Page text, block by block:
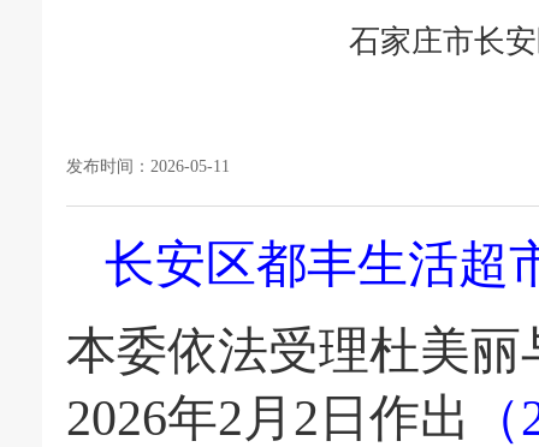
石家庄市长
发布时间：2026-05-11
长安区都丰生活超
本委依法受理杜美丽
2026年2 月 2 日作出 （